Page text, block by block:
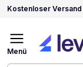
Kostenloser Versand
Menü